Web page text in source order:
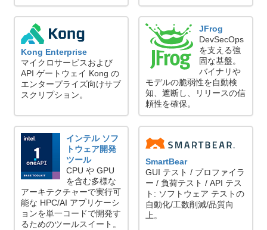
Kong Enterprise
マイクロサービスおよび
API ゲートウェイ Kong の
エンタープライズ向けサブ
スクリプション。
JFrog
DevSecOps
を支える強
固な基盤。
バイナリや
モデルの脆弱性を自動検
知、遮断し、リリースの信
頼性を確保。
インテル ソフ
トウェア開発
ツール
CPU や GPU
を含む多様な
アーキテクチャーで実行可
能な HPC/AI アプリケーシ
ョンを単一コードで開発す
るためのツールスイート。
SmartBear
GUI テスト / プロファイラ
ー / 負荷テスト / API テス
ト: ソフトウェア テストの
自動化/工数削減/品質向
上。